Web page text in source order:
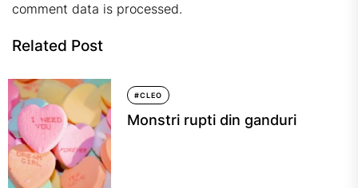
comment data is processed.
Related Post
#CLEO
Monstri rupti din ganduri